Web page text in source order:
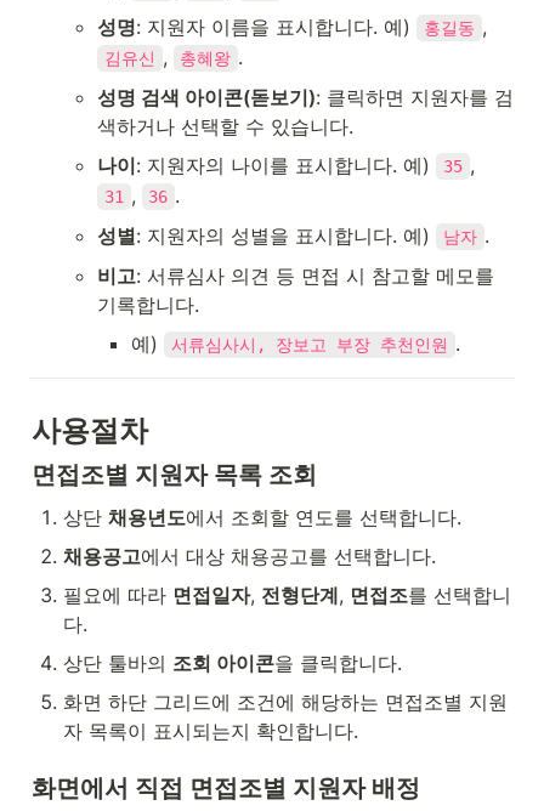
성명: 지원자 이름을 표시합니다. 예) 홍길동
김유신 , 총혜왕 .
성명 검색 아이콘(돋보기): 클릭하면 지원자를 검
색하거나 선택할 수 있습니다.
나이: 지원자의 나이를 표시합니다. 예) 35
31 , 36 .
성별: 지원자의 성별을 표시합니다. 예) 남자 .
비고: 서류심사 의견 등 면접 시 참고할 메모를
기록합니다.
예)
서류심사시, 장보고 부장 추천인원 .
사용절차
면접조별 지원자 목록 조회
상단 채용년도에서 조회할 연도를 선택합니다.
채용공고에서 대상 채용공고를 선택합니다.
필요에 따라 면접일자, 전형단계, 면접조를 선택합니
다.
상단 툴바의 조회 아이콘을 클릭합니다.
화면 하단 그리드에 조건에 해당하는 면접조별 지원
자 목록이 표시되는지 확인합니다.
화면에서 직접 면접조별 지원자 배정